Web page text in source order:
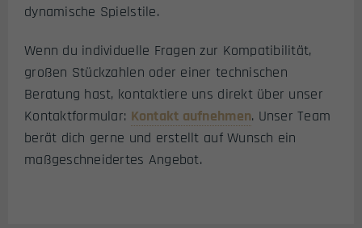
dynamische Spielstile.
Wenn du individuelle Fragen zur Kompatibilität,
großen Stückzahlen oder einer technischen
Beratung hast, kontaktiere uns direkt über unser
Kontaktformular: Kontakt aufnehmen. Unser Team
berät dich gerne und erstellt auf Wunsch ein
maßgeschneidertes Angebot.